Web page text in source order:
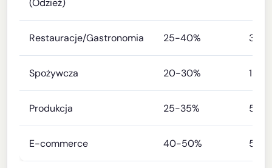
(Odzież)
Restauracje/Gastronomia 25-40% 3-
Spożywcza 20-30% 1-3%
Produkcja 25-35% 5-
E-commerce 40-50% 5-